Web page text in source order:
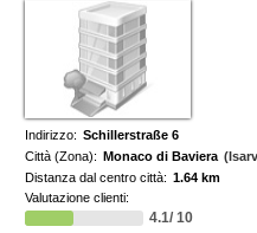
Indirizzo: Schillerstraße 6
Città (Zona): Monaco di Baviera
Distanza dal centro città: 1.64 km
Valutazione clienti:
4.1/ 10